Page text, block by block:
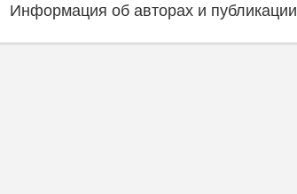
Информация об авторах и публикации